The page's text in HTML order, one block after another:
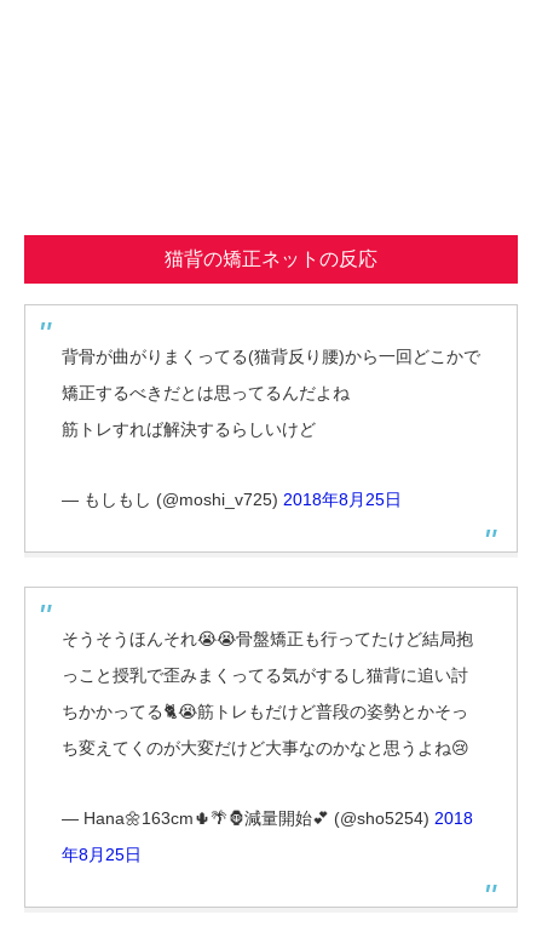
猫背の矯正ネットの反応
背骨が曲がりまくってる(猫背反り腰)から一回どこかで
矯正するべきだとは思ってるんだよね
筋トレすれば解決するらしいけど
— もしもし (@moshi_v725) 2018年8月25日
そうそうほんそれ😭😭骨盤矯正も行ってたけど結局抱
っこと授乳で歪みまくってる気がするし猫背に追い討
ちかかってる🐈😭筋トレもだけど普段の姿勢とかそっ
ち変えてくのが大変だけど大事なのかなと思うよね😢
— Hana🌼163cm🌵🌴🦍減量開始💕 (@sho5254) 2018
年8月25日